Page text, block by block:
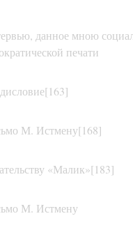
данное мною
печати
М. Истмену[168]
«Малик»[183]
М. Истмену